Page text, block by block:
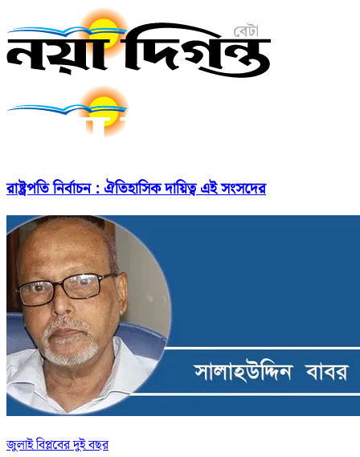
রাষ্ট্রপতি নির্বাচন : ঐতিহাসিক দায়িত্ব এই সংসদের
জুলাই বিপ্লবের দুই বছর